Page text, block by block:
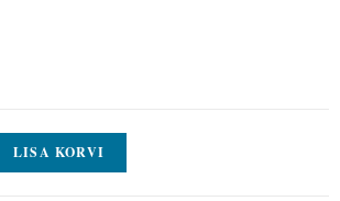
LISA KORVI